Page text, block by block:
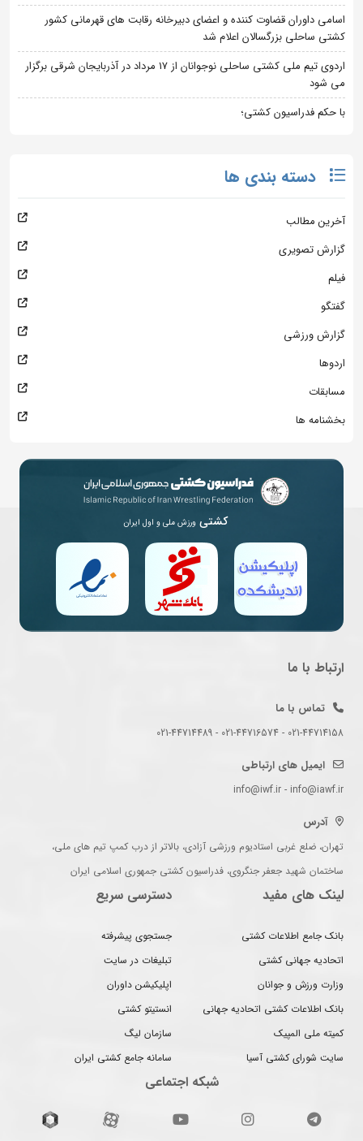
اسامی داوران قضاوت کننده و اعضای دبیرخانه رقابت های قهرمانی کشور
کشتی ساحلی بزرگسالان اعلام شد
اردوی تیم ملی کشتی ساحلی نوجوانان از 17 مرداد در آذربایجان شرقی برگزار
می شود
با حکم فدراسیون کشتی؛
دسته بندی ها
آخرین مطالب
گزارش تصویری
فیلم
گفتگو
گزارش ورزشی
اردوها
مسابقات
بخشنامه ها
کشتی ورزش ملی و اول ایران
ارتباط با ما
تماس با ما
021-44714158 - 021-44716574 - 021-44714489
ایمیل های ارتباطی
info@iwf.ir - info@iawf.ir
آدرس
تهران، ضلع غربی استادیوم ورزشی آزادی، بالاتر از درب کمپ تیم های ملی،
ساختمان شهید جعفر جنگروی، فدراسیون کشتی جمهوری اسلامی ایران
لینک های مفید
بانک جامع اطلاعات کشتی
اتحادیه جهانی کشتی
وزارت ورزش و جوانان
بانک اطلاعات کشتی اتحادیه جهانی
کمیته ملی المپیک
سایت شورای کشتی آسیا
دسترسی سریع
جستجوی پیشرفته
تبلیغات در سایت
اپلیکیشن داوران
انستیتو کشتی
سازمان لیگ
سامانه جامع کشتی ایران
شبکه اجتماعی